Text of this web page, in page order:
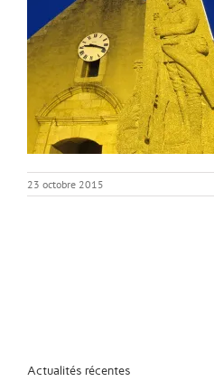
23 octobre 2015
Actualités récentes